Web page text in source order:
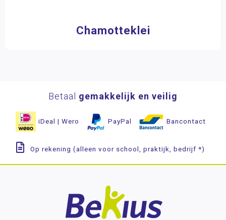
Chamotteklei
Betaal gemakkelijk en veilig
iDeal | Wero PayPal Bancontact
Op rekening (alleen voor school, praktijk, bedrijf *)